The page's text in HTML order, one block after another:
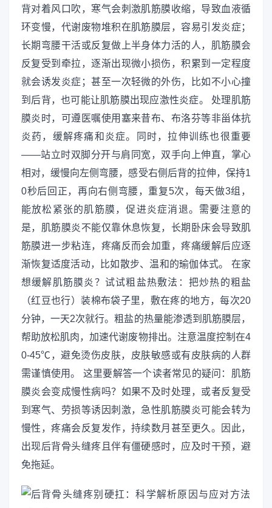
背对着风口吹，寒气会刺激肌筋膜收缩，导致血液循
环变慢，代谢废物堆积在肌筋膜层，容易引发炎症；
长期弯腰干活或反复做上半身体力活的人，肌筋膜会
反复受到牵拉，逐渐出现微小损伤，积累到一定程度
就会诱发炎症；甚至一次轻微的外伤，比如不小心撞
到后背，也可能让肌筋膜出现应激性炎症。 处理肌筋
膜炎时，可遵医嘱使用塞来昔布、布洛芬等非甾体抗
炎药，缓解疼痛和炎症。同时，拉伸训练也很重要
——站立时双脚分开与肩同宽，双手向上伸直，掌心
相对，缓慢向左侧弯腰，感受右侧后背的拉伸，保持1
0秒后回正，再向右侧弯腰，重复5次，每天做3组，
能放松紧张的肌筋膜，促进炎症消退。需要注意的
是，肌筋膜炎不能仅靠休息恢复，长期卧床会导致肌
筋膜进一步粘连，疼痛反而会加重，疼痛缓解后应逐
渐恢复适度活动，比如散步、温和的瑜伽体式。 在家
想缓解肌筋膜炎？试试粗盐热敷法：把炒热的粗盐
（红豆也行）装棉布袋子里，敷在疼的地方，每次20
分钟，一天2次就行。粗盐的热量能渗透到肌筋膜层，
帮助放松肌肉，加速代谢废物排出。注意温度控制在4
0-45℃，避免烫伤皮肤，皮肤敏感或有皮肤病的人群
需谨慎使用。 这里要解答一个读者常见的疑问：肌筋
膜炎会变成慢性病吗？如果不及时处理，或者反复受
到寒气、劳损等诱因刺激，急性肌筋膜炎可能会转为
慢性，疼痛会反复发作，持续数月甚至更久。因此，
出现后背骨头缝疼且伴有僵硬感时，应及时干预，避
免拖延。